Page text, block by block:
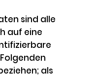
sind alle
auf eine
als